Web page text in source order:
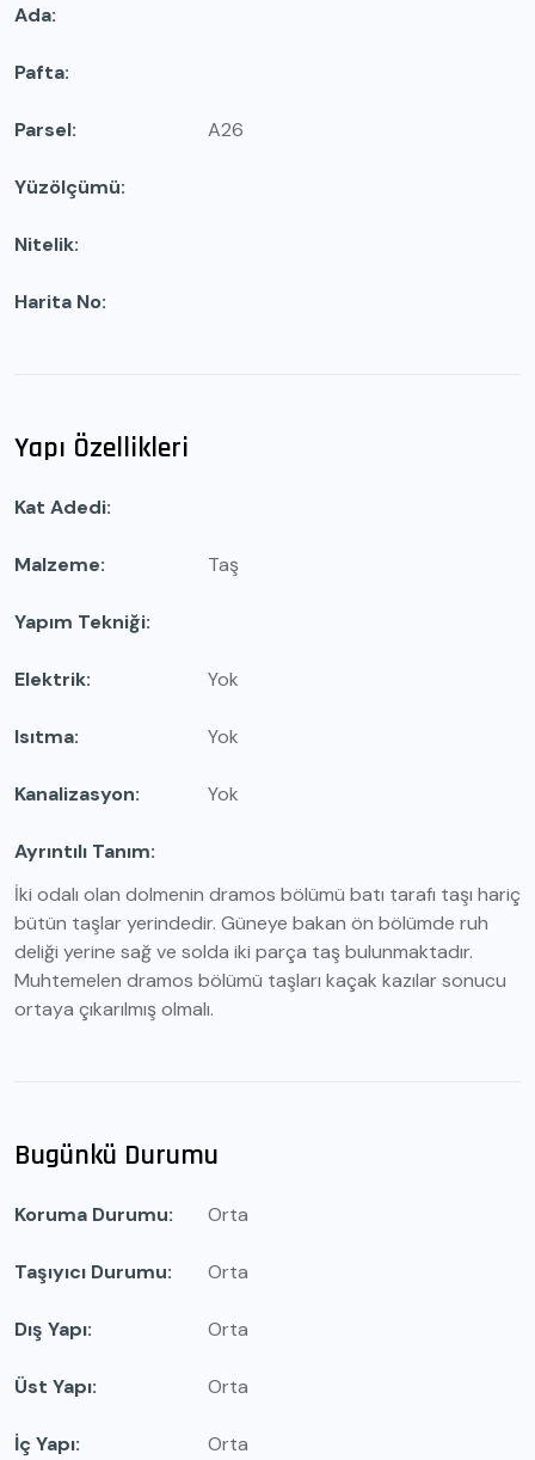
Ada
Pafta
Parsel A26
Yüzölçümü
Nitelik
Harita No
Yapı Özellikleri
Kat Adedi
Malzeme Taş
Yapım Tekniği
Elektrik Yok
Isıtma Yok
Kanalizasyon Yok
Ayrıntılı Tanım
İki odalı olan dolmenin dramos bölümü batı tarafı taşı hariç
bütün taşlar yerindedir. Güneye bakan ön bölümde ruh
deliği yerine sağ ve solda iki parça taş bulunmaktadır.
Muhtemelen dramos bölümü taşları kaçak kazılar sonucu
ortaya çıkarılmış olmalı.
Bugünkü Durumu
Koruma Durumu Orta
Taşıyıcı Durumu Orta
Dış Yapı Orta
Üst Yapı Orta
İç Yapı Orta